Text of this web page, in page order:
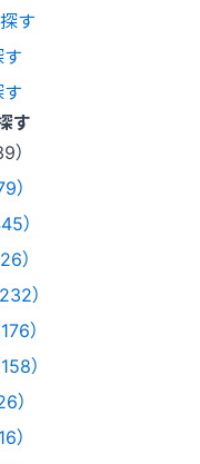
す
す
）
）
）
）
）
）
）
）
）